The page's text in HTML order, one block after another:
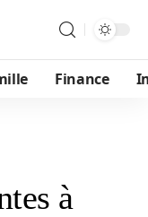
Finance
à